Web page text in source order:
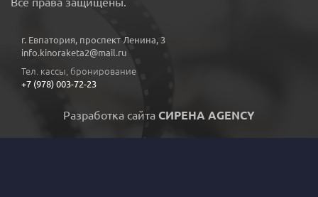
г. Евпатория, проспект Ленина, 3
info.kinoraketa2@mail.ru
Тел. кассы, бронирование
+7 (978) 003-72-23
Разработка сайта СИРЕНА AGENCY